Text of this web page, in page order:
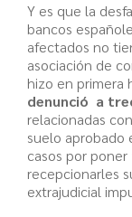
Y es que la
bancos
afectados no
asociación de
hizo en primera
denunció a
relacionadas
suelo aprobado
casos por poner
recepcionarles
extrajudicial